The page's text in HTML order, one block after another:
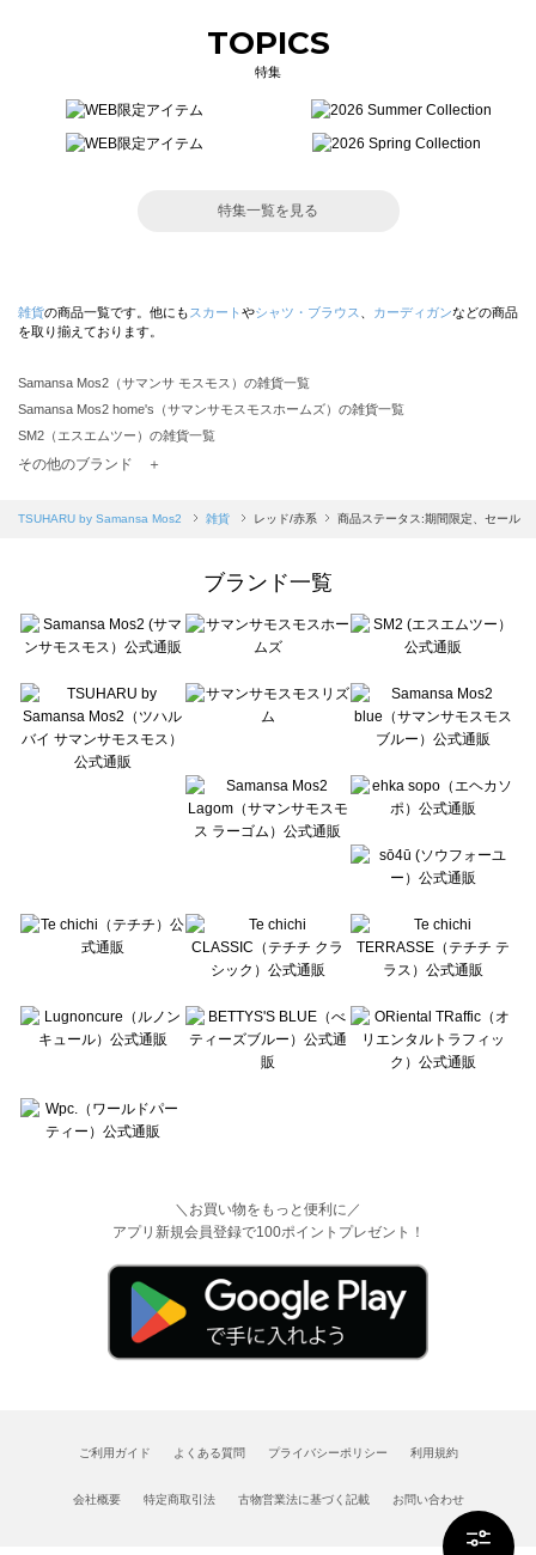
TOPICS
特集
特集一覧を見る
雑貨の商品一覧です。他にも スカート やシャツ・ブラウス カーディガンなどの商品
を取り揃えております。
Samansa Mos2（サマンサ モスモス）の雑貨一覧
Samansa Mos2 home's（サマンサモスモスホームズ）の雑貨一覧
SM2（エスエムツー）の雑貨一覧
TSUHARU by Samansa Mos2（ツハルバイサマンサモスモス）の雑貨一覧
Samansa Mos2 blue（サマンサモスモス ブルー）の雑貨一覧
sō4ū（ソウフォーユー）の雑貨一覧
Te chichi（テチチ）の雑貨一覧
Te chichi CLASSIC（テチチ クラシック）の雑貨一覧
Lugnoncure（ルノンキュール）の雑貨一覧
BETTY'S BLUE（べティーズブルー）の雑貨一覧
Wpc.（ワールドパーティー）の雑貨一覧
その他のブランド ＋
TSUHARU by Samansa Mos2 雑貨 レッド/赤系 商品ステータス:期間限定、セール
ブランド一覧
＼お買い物をもっと便利に／
アプリ新規会員登録で100ポイントプレゼント！
ご利用ガイド よくある質問 プライバシーポリシー 利用規約
会社概要 特定商取引法 古物営業法に基づく記載 お問い合わせ